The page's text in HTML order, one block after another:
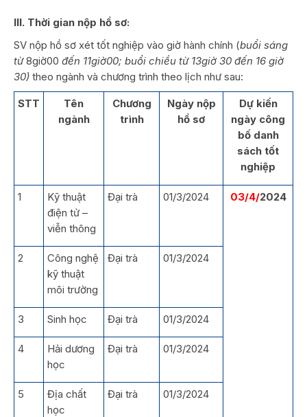
III. Thời gian nộp hồ sơ:
SV nộp hồ sơ xét tốt nghiệp vào giờ hành chính (buổi sáng
từ8giờ00 đến 11giờ00; buổi chiều từ 13giờ 30 đến 16 giờ
30) theo ngành và chương trình theo lịch như sau:
STT
Tên
ngành
Chương
trình
Ngày nộp
hồ sơ
Dự kiến
ngày công
bố danh
sách tốt
nghiệp
1
Kỹ thuật
điện tử –
viễn thông
Đại trà 01/3/2024 03/4/2024
2
Công nghệ
kỹ thuật
môi trường
Đại trà 01/3/2024
3 Sinh học Đại trà 01/3/2024
4
Hải dương
học
Đại trà 01/3/2024
5
Địa chất
học
Đại trà 01/3/2024